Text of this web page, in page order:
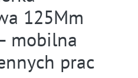
125Mm
mobilna
prac